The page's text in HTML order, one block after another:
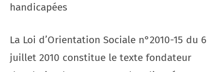
handicapées
La Loi d’Orientation Sociale n°2010-15 du 6
juillet 2010 constitue le texte fondateur